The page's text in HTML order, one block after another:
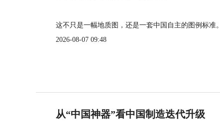
这不只是一幅地质图，还是一套中国自主的图例标准。
2026-08-07 09:48
从“中国神器”看中国制造迭代升级